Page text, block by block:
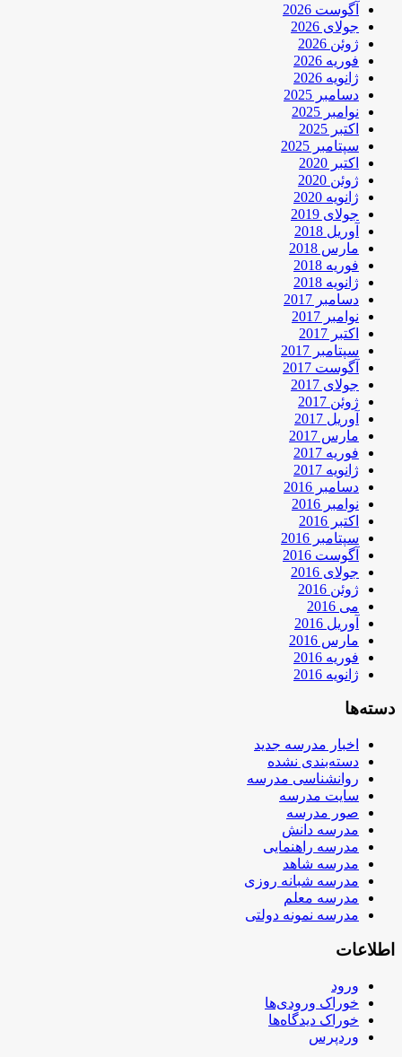
آگوست 2026
جولای 2026
ژوئن 2026
فوریه 2026
ژانویه 2026
دسامبر 2025
نوامبر 2025
اکتبر 2025
سپتامبر 2025
اکتبر 2020
ژوئن 2020
ژانویه 2020
جولای 2019
آوریل 2018
مارس 2018
فوریه 2018
ژانویه 2018
دسامبر 2017
نوامبر 2017
اکتبر 2017
سپتامبر 2017
آگوست 2017
جولای 2017
ژوئن 2017
آوریل 2017
مارس 2017
فوریه 2017
ژانویه 2017
دسامبر 2016
نوامبر 2016
اکتبر 2016
سپتامبر 2016
آگوست 2016
جولای 2016
ژوئن 2016
می 2016
آوریل 2016
مارس 2016
فوریه 2016
ژانویه 2016
دسته‌ها
اخبار مدرسه جدید
دسته‌بندی نشده
روانشناسی مدرسه
سایت مدرسه
صور مدرسه
مدرسه دانش
مدرسه راهنمایی
مدرسه شاهد
مدرسه شبانه روزی
مدرسه معلم
مدرسه نمونه دولتی
اطلاعات
ورود
خوراک ورودی‌ها
خوراک دیدگاه‌ها
وردپرس